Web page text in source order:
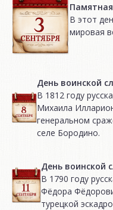
В этот
мировая
День воинской
В 1812 году
Михаила
генеральном
селе Бородино.
День воинской
В 1790 году
Фёдора
турецкой